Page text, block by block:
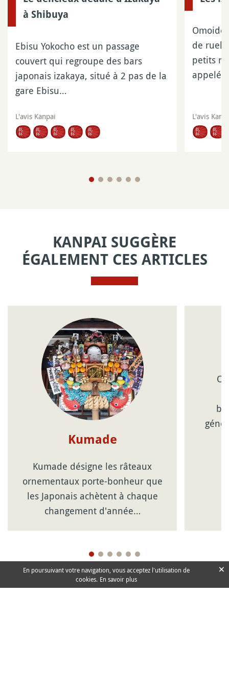
à Shibuya
Ebisu Yokocho est un passage
couvert qui regroupe des bars
japonais izakaya, situé à 2 pas de la
gare Ebisu…
L'avis Kanpai
Omoide
de
petits
L'avis
KANPAI SUGGÈRE
ÉGALEMENT CES ARTICLES
Kumade
Kumade désigne les râteaux
ornementaux porte-bonheur que
les Japonais achètent à chaque
changement d'année…
En poursuivant votre navigation, vous acceptez l'utilisation de
cookies. En savoir plus
×